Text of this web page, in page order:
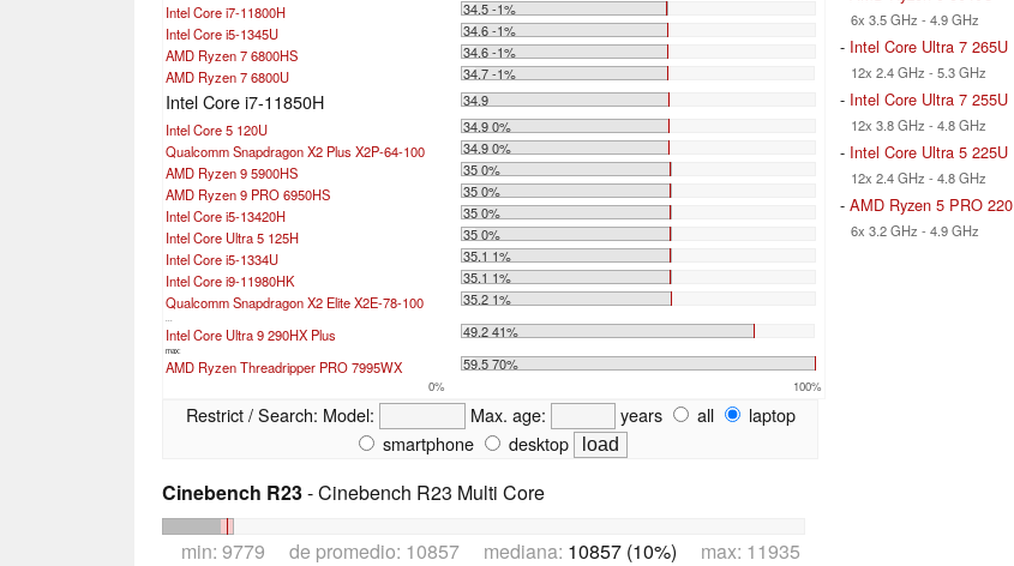
Intel Core i7-11800H
34.5 -1%
Intel Core i5-1345U
34.6 -1%
AMD Ryzen 7 6800HS
34.6 -1%
AMD Ryzen 7 6800U
34.7 -1%
Intel Core i7-11850H
34.9
Intel Core 5 120U
34.9 0%
Qualcomm Snapdragon X2 Plus X2P-64-100
34.9 0%
AMD Ryzen 9 5900HS
35 0%
AMD Ryzen 9 PRO 6950HS
35 0%
Intel Core i5-13420H
35 0%
Intel Core Ultra 5 125H
35 0%
Intel Core i5-1334U
35.1 1%
Intel Core i9-11980HK
35.1 1%
Qualcomm Snapdragon X2 Elite X2E-78-100
35.2 1%
Intel Core Ultra 9 290HX Plus 49.2 41%
max:
AMD Ryzen Threadripper PRO 7995WX 59.5 70%
0% 100%
Restrict / Search: Model: Max. age: years all
laptop
smartphone
desktop
Cinebench R23- Cinebench R23 Multi Core
min: 9779 de promedio: 10857 mediana: 10857 (10%) max: 11935
6x 3.5 GHz - 4.9 GHz
- Intel Core Ultra 7 265U
12x 2.4 GHz - 5.3 GHz
- Intel Core Ultra 7 255U
12x 3.8 GHz - 4.8 GHz
- Intel Core Ultra 5 225U
12x 2.4 GHz - 4.8 GHz
- AMD Ryzen 5 PRO 220
6x 3.2 GHz - 4.9 GHz